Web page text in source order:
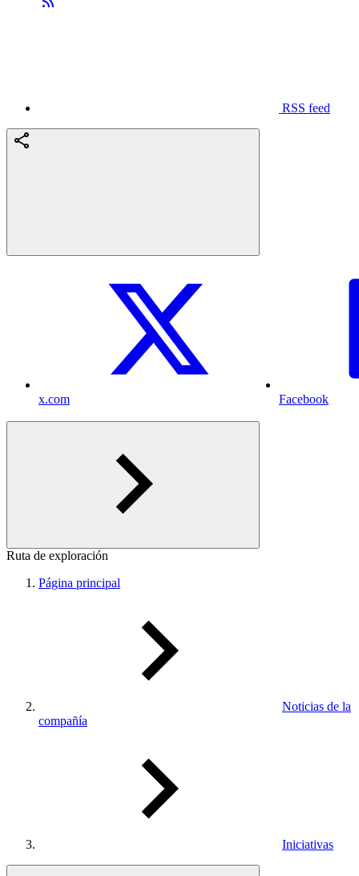
RSS feed
x.com Facebook
Ruta de exploración
Página principal
Noticias de la
compañía
Iniciativas